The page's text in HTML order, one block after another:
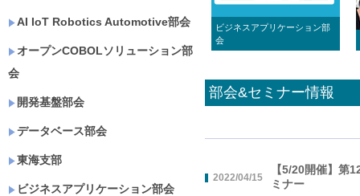
AI IoT Robotics Automotive部会
オープンCOBOLソリューション部
会
開発基盤部会
データベース部会
東海支部
ビジネスアプリケーション部会
ビジネスアプリケーション部
会
部会&セミナー情報
2022/04/15
【5/20開催】第
ミナー